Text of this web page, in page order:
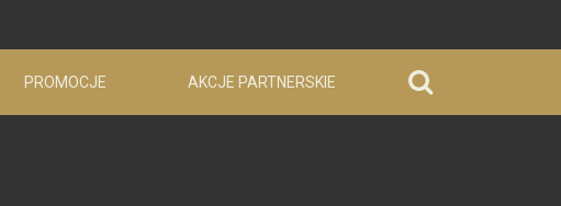
PROMOCJE AKCJE PARTNERSKIE